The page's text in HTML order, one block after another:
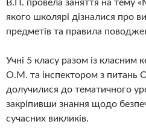
В.П. провела заняття на тему
якого школярі дізналися про
предметів та правила
Учні 5 класу разом із класним
О.М. та інспектором з
долучилися до тематичного
закріпивши знання щодо
сучасних викликів.